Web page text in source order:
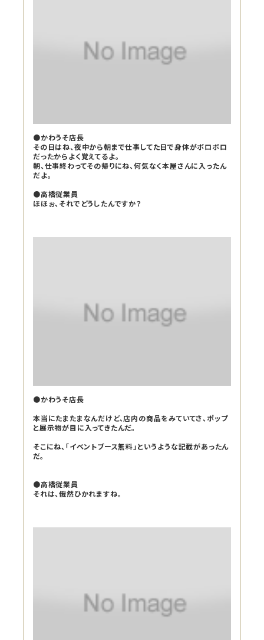
●かわうそ店長
その日はね、夜中から朝まで仕事してた日で身体がボロボロ
だったからよく覚えてるよ。
朝、仕事終わってその帰りにね、何気なく本屋さんに入ったん
だよ。
●高橋従業員
ほほぉ、それでどうしたんですか？
●かわうそ店長
本当にたまたまなんだけど、店内の商品をみていてさ、ポップ
と展示物が目に入ってきたんだ。
そこにね、「イベントブース無料」というような記載があったん
だ。
●高橋従業員
それは、俄然ひかれますね。